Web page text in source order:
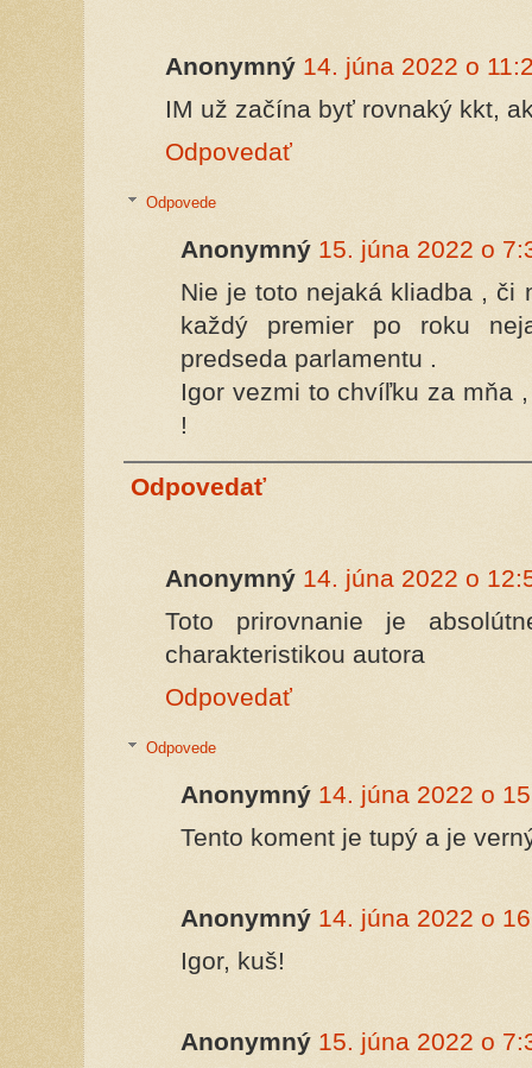
Anonymný 14. júna 2022 o
IM už začína byť rovnaký kkt,
Odpovedať
Odpovede
Anonymný 15. júna 2022 o
Nie je toto nejaká kliadba , či
každý premier po roku
predseda parlamentu .
Igor vezmi to chvíľku za mňa
!
Odpovedať
Anonymný 14. júna 2022 o
Toto prirovnanie je
charakteristikou autora
Odpovedať
Odpovede
Anonymný 14. júna 2022 o
Tento koment je tupý a je
Anonymný 14. júna 2022 o
Igor, kuš!
Anonymný 15. júna 2022 o